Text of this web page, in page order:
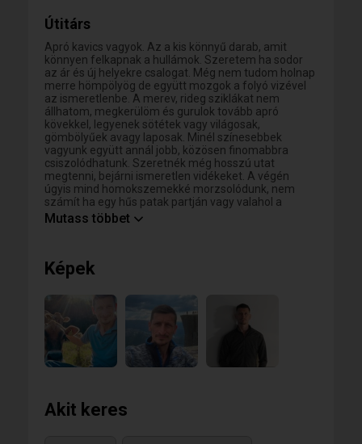
Útitárs
Apró kavics vagyok. Az a kis könnyű darab, amit
könnyen felkapnak a hullámok. Szeretem ha sodor
az ár és új helyekre csalogat. Még nem tudom holnap
merre hömpölyög de együtt mozgok a folyó vizével
az ismeretlenbe. A merev, rideg sziklákat nem
állhatom, megkerülöm és gurulok tovább apró
kövekkel, legyenek sötétek vagy világosak,
gömbölyűek avagy laposak. Minél színesebbek
vagyunk együtt annál jobb, közösen finomabbra
csiszolódhatunk. Szeretnék még hosszú utat
megtenni, bejárni ismeretlen vidékeket. A végén
úgyis mind homokszemekké morzsolódunk, nem
számít ha egy hűs patak partján vagy valahol a
tenger napsütötte öblében végzem, a megtett út lesz
Mutass többet
Képek
Akit keres